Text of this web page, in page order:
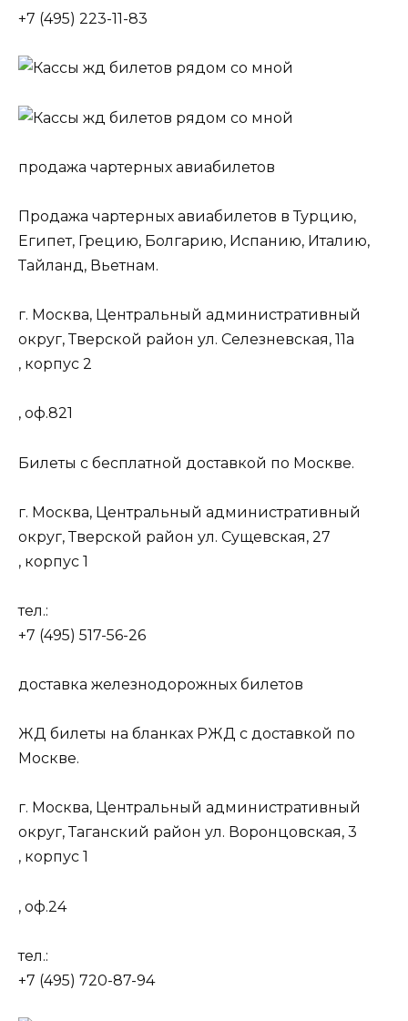
+7 (495) 223-11-83
продажа чартерных авиабилетов
Продажа чартерных авиабилетов в Турцию,
Египет, Грецию, Болгарию, Испанию, Италию,
Тайланд, Вьетнам.
г. Москва, Центральный административный
округ, Тверской район ул. Селезневская, 11а
, корпус 2
, оф.821
Билеты с бесплатной доставкой по Москве.
г. Москва, Центральный административный
округ, Тверской район ул. Сущевская, 27
, корпус 1
тел.:
+7 (495) 517-56-26
доставка железнодорожных билетов
ЖД билеты на бланках РЖД с доставкой по
Москве.
г. Москва, Центральный административный
округ, Таганский район ул. Воронцовская, 3
, корпус 1
, оф.24
тел.:
+7 (495) 720-87-94